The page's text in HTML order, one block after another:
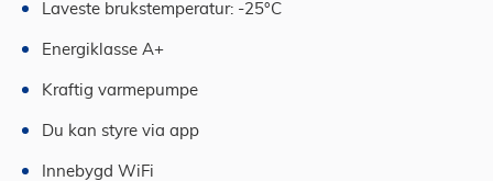
Laveste brukstemperatur: -25°C
Energiklasse A+
Kraftig varmepumpe
Du kan styre via app
Innebygd WiFi